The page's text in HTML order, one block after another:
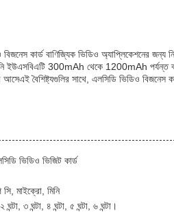
কার্ড বাণিজ্যিক ভিডিও অ্যাপ্লিকেশনের
ইউএসবিএটি 300mAh থেকে 1200mAh পর্যন্ত
বৈশিষ্ট্যগুলির সাথে, এলসিডি ভিডিও বিজনেস
ভিডিও ভিজিট কার্ড
সি, মাইক্রো, মিনি
ঘন্টা, ৩ ঘন্টা, ৪ ঘন্টা, ৫ ঘন্টা, ৬ ঘন্টা।